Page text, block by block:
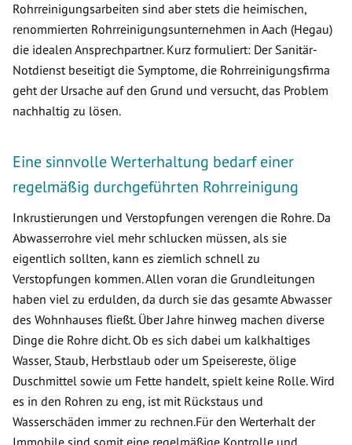
Rohrreinigungsarbeiten sind aber stets die heimischen,
renommierten Rohrreinigungsunternehmen in Aach (Hegau)
die idealen Ansprechpartner. Kurz formuliert: Der Sanitär-
Notdienst beseitigt die Symptome, die Rohrreinigungsfirma
geht der Ursache auf den Grund und versucht, das Problem
nachhaltig zu lösen.
Eine sinnvolle Werterhaltung bedarf einer
regelmäßig durchgeführten Rohrreinigung
Inkrustierungen und Verstopfungen verengen die Rohre. Da
Abwasserrohre viel mehr schlucken müssen, als sie
eigentlich sollten, kann es ziemlich schnell zu
Verstopfungen kommen. Allen voran die Grundleitungen
haben viel zu erdulden, da durch sie das gesamte Abwasser
des Wohnhauses fließt. Über Jahre hinweg machen diverse
Dinge die Rohre dicht. Ob es sich dabei um kalkhaltiges
Wasser, Staub, Herbstlaub oder um Speisereste, ölige
Duschmittel sowie um Fette handelt, spielt keine Rolle. Wird
es in den Rohren zu eng, ist mit Rückstaus und
Wasserschäden immer zu rechnen.Für den Werterhalt der